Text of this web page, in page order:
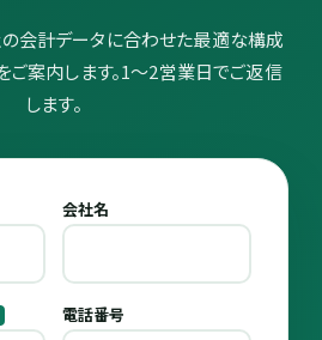
の会計データに合わせた最適な構成
ご案内します。1〜2営業日でご返信
します。
会社名
電話番号